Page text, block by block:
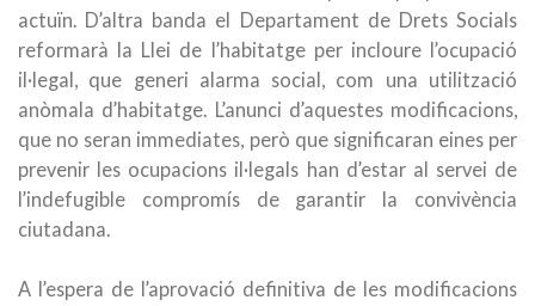
actuïn. D’altra banda el Departament de Drets Socials
reformarà la Llei de l’habitatge per incloure l’ocupació
il·legal, que generi alarma social, com una utilització
anòmala d’habitatge. L’anunci d’aquestes modificacions,
que no seran immediates, però que significaran eines per
prevenir les ocupacions il·legals han d’estar al servei de
l’indefugible compromís de garantir la convivència
ciutadana.
A l’espera de l’aprovació definitiva de les modificacions